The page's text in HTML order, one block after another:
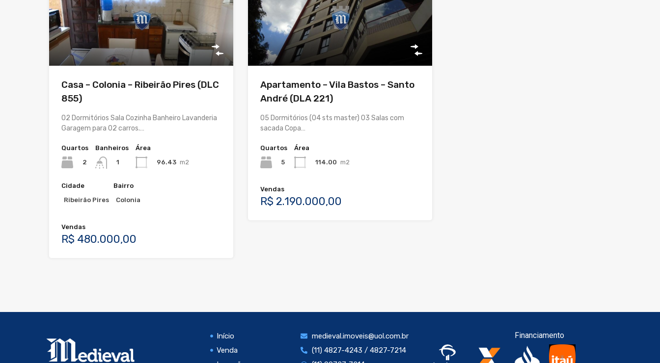
Casa – Colonia – Ribeirão Pires (DLC
855)
02 Dormitórios Sala Cozinha Banheiro Lavanderia
Garagem para 02 carros.…
Quartos
2
Banheiros
1
Área
96.43 m2
Cidade
Ribeirão Pires
Bairro
Colonia
Vendas
R$ 480.000,00
Apartamento – Vila Bastos – Santo
André (DLA 221)
05 Dormitórios (04 sts master) 03 Salas com
sacada Copa…
Quartos
5
Área
114.00 m2
Vendas
R$ 2.190.000,00
Início
Venda
medieval.imoveis@uol.com.br
(11) 4827-4243 / 4827-7214
Financiamento